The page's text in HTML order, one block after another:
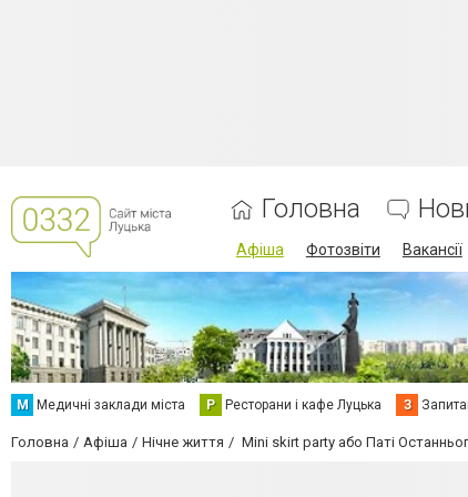
Головна
Афіша Фотозвіти Вакансії
М Медичні заклади міста Р Ресторани і кафе Луцька З
Головна Афіша Нічне життя Mini skirt party або Паті